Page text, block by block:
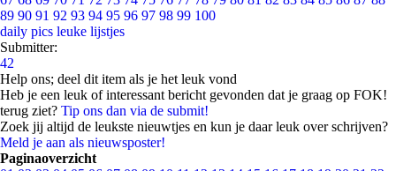
89 90 91 92 93 94 95 96 97 98 99 100
daily pics leuke lijstjes
Submitter:
42
Help ons; deel dit item als je het leuk vond
Heb je een leuk of interessant bericht gevonden dat je graag op FOK!
terug ziet? Tip ons dan via de submit!
Zoek jij altijd de leukste nieuwtjes en kun je daar leuk over schrijven?
Meld je aan als nieuwsposter!
Paginaoverzicht